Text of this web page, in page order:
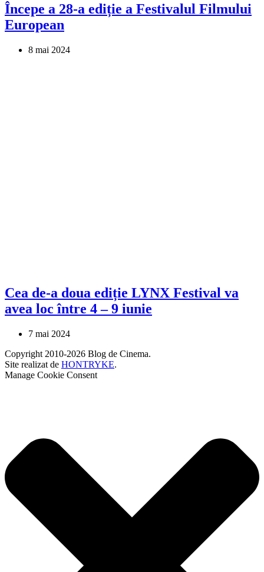
Începe a 28-a ediție a Festivalul Filmului
European
8 mai 2024
Cea de-a doua ediție LYNX Festival va
avea loc între 4 – 9 iunie
7 mai 2024
Copyright 2010-2026 Blog de Cinema.
Site realizat de HONTRYKE.
Manage Cookie Consent